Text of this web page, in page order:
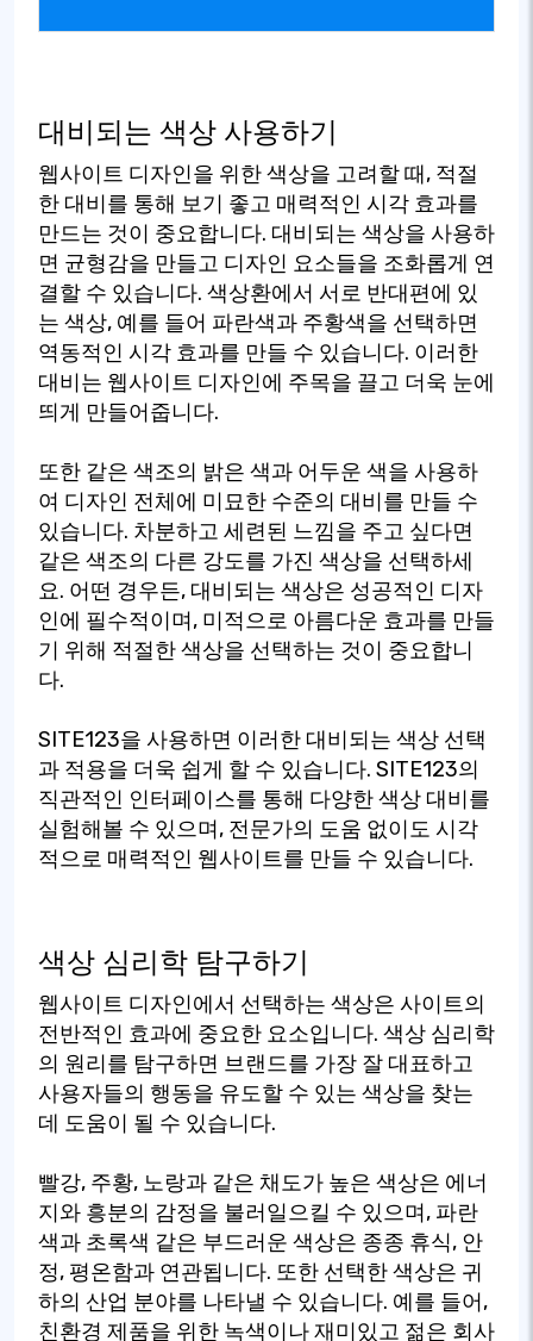
대비되는 색상 사용하기
웹사이트 디자인을 위한 색상을 고려할 때, 적절
한 대비를 통해 보기 좋고 매력적인 시각 효과를
만드는 것이 중요합니다. 대비되는 색상을 사용하
면 균형감을 만들고 디자인 요소들을 조화롭게 연
결할 수 있습니다. 색상환에서 서로 반대편에 있
는 색상, 예를 들어 파란색과 주황색을 선택하면
역동적인 시각 효과를 만들 수 있습니다. 이러한
대비는 웹사이트 디자인에 주목을 끌고 더욱 눈에
띄게 만들어줍니다.
또한 같은 색조의 밝은 색과 어두운 색을 사용하
여 디자인 전체에 미묘한 수준의 대비를 만들 수
있습니다. 차분하고 세련된 느낌을 주고 싶다면
같은 색조의 다른 강도를 가진 색상을 선택하세
요. 어떤 경우든, 대비되는 색상은 성공적인 디자
인에 필수적이며, 미적으로 아름다운 효과를 만들
기 위해 적절한 색상을 선택하는 것이 중요합니
다.
SITE123을 사용하면 이러한 대비되는 색상 선택
과 적용을 더욱 쉽게 할 수 있습니다. SITE123의
직관적인 인터페이스를 통해 다양한 색상 대비를
실험해볼 수 있으며, 전문가의 도움 없이도 시각
적으로 매력적인 웹사이트를 만들 수 있습니다.
색상 심리학 탐구하기
웹사이트 디자인에서 선택하는 색상은 사이트의
전반적인 효과에 중요한 요소입니다. 색상 심리학
의 원리를 탐구하면 브랜드를 가장 잘 대표하고
사용자들의 행동을 유도할 수 있는 색상을 찾는
데 도움이 될 수 있습니다.
빨강, 주황, 노랑과 같은 채도가 높은 색상은 에너
지와 흥분의 감정을 불러일으킬 수 있으며, 파란
색과 초록색 같은 부드러운 색상은 종종 휴식, 안
정, 평온함과 연관됩니다. 또한 선택한 색상은 귀
하의 산업 분야를 나타낼 수 있습니다. 예를 들어,
친환경 제품을 위한 녹색이나 재미있고 젊은 회사